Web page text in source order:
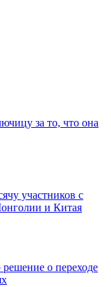
за то, что она
участников с
и Китая
о переходе